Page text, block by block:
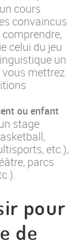
cours
convaincus
celui du jeu
un
mettrez
ou enfant
stage
etc.),
parcs
pour
de